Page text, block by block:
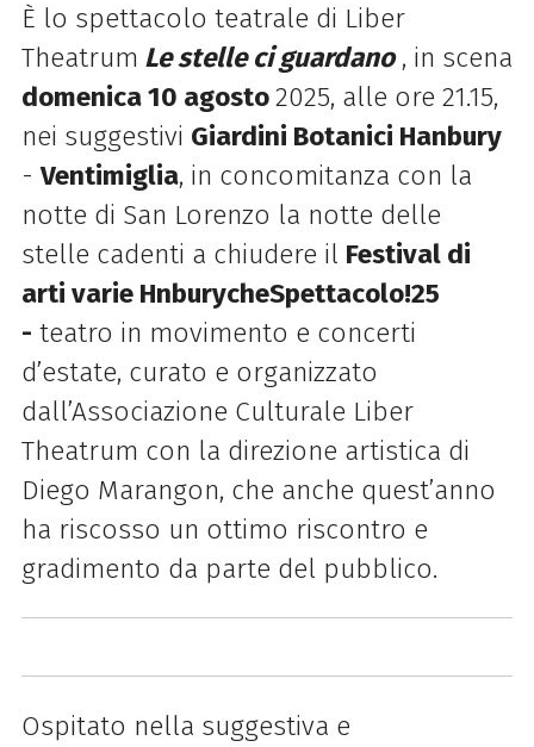
È lo spettacolo teatrale di Liber
Theatrum Le stelle ci guardano, in scena
domenica 10 agosto2025, alle ore 21.15,
nei suggestivi Giardini Botanici Hanbury
-Ventimiglia, in concomitanza con la
notte di San Lorenzo la notte delle
stelle cadenti a chiudere il Festival di
arti varie HnburycheSpettacolo!25
- teatro in movimento e concerti
d’estate, curato e organizzato
dall’Associazione Culturale Liber
Theatrum con la direzione artistica di
Diego Marangon, che anche quest’anno
ha riscosso un ottimo riscontro e
gradimento da parte del pubblico.
Ospitato nella suggestiva e